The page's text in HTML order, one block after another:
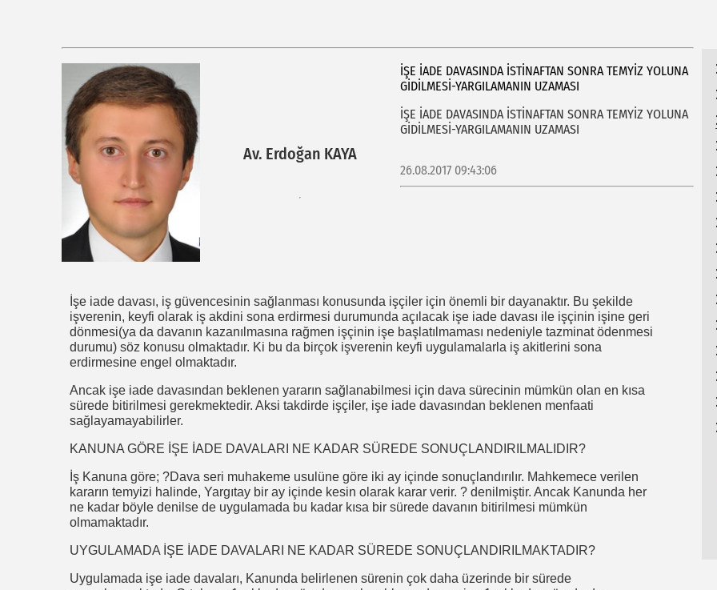
Av. Erdoğan KAYA
İŞE İADE DAVASINDA İSTİNAFTAN SONRA TEMYİZ YOLUNA
GİDİLMESİ-YARGILAMANIN UZAMASI
İŞE İADE DAVASINDA İSTİNAFTAN SONRA TEMYİZ YOLUNA
GİDİLMESİ-YARGILAMANIN UZAMASI
26.08.2017 09:43:06
İşe iade davası, iş güvencesinin sağlanması konusunda işçiler için önemli bir dayanaktır. Bu şekilde
işverenin, keyfi olarak iş akdini sona erdirmesi durumunda açılacak işe iade davası ile işçinin işine geri
dönmesi(ya da davanın kazanılmasına rağmen işçinin işe başlatılmaması nedeniyle tazminat ödenmesi
durumu) söz konusu olmaktadır. Ki bu da birçok işverenin keyfi uygulamalarla iş akitlerini sona
erdirmesine engel olmaktadır.
Ancak işe iade davasından beklenen yararın sağlanabilmesi için dava sürecinin mümkün olan en kısa
sürede bitirilmesi gerekmektedir. Aksi takdirde işçiler, işe iade davasından beklenen menfaati
sağlayamayabilirler.
KANUNA GÖRE İŞE İADE DAVALARI NE KADAR SÜREDE SONUÇLANDIRILMALIDIR?
İş Kanuna göre; ?Dava seri muhakeme usulüne göre iki ay içinde sonuçlandırılır. Mahkemece verilen
kararın temyizi halinde, Yargıtay bir ay içinde kesin olarak karar verir. ? denilmiştir. Ancak Kanunda her
ne kadar böyle denilse de uygulamada bu kadar kısa bir sürede davanın bitirilmesi mümkün
olmamaktadır.
UYGULAMADA İŞE İADE DAVALARI NE KADAR SÜREDE SONUÇLANDIRILMAKTADIR?
Uygulamada işe iade davaları, Kanunda belirlenen sürenin çok daha üzerinde bir sürede